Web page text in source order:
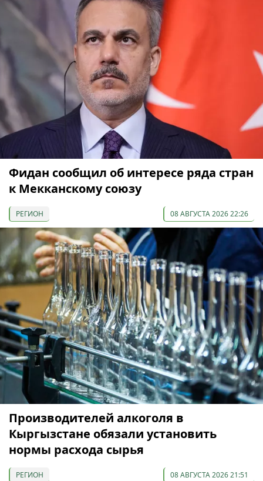
Фидан сообщил об интересе ряда стран
к Мекканскому союзу
РЕГИОН 08 АВГУСТА 2026 22:26
Производителей алкоголя в
Кыргызстане обязали установить
нормы расхода сырья
РЕГИОН 08 АВГУСТА 2026 21:51